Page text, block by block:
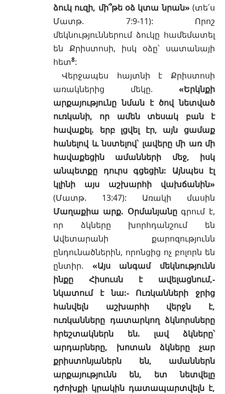
ձուկ ուզի, մի՞թե օձ կտա նրան» (տե՛ս
Մատթ. 7:9-11): Որոշ
մեկնություններում ձուկը համեմատել
են Քրիստոսի, իսկ օձը՝ սատանայի
հետ8:
Վերջապես հայտնի է Քրիստոսի
առակներից մեկը. «Երկնքի
արքայությունը նման է ծով նետված
ուռկանի, որ ամեն տեսակ բան է
հավաքել. երբ լցվել էր, այն ցամաք
հանելով և նստելով՝ լավերը մի առ մի
հավաքեցին ամանների մեջ, իսկ
անպետքը դուրս գցեցին: Այնպես էլ
կլինի այս աշխարհի վախճանին»
(Մատթ. 13:47): Առակի մասին
Մաղաքիա արք. Օրմանյանըգրում է,
որ ձկները խորհդանշում են
Ավետարանի քարոզությունն
ընդունածներին, որոնցից ոչ բոլորն են
ընտիր. «Այս անգամ մեկնությունն
ինքը Հիսուսն է ավելացնում,-
նկատում է նա:- Ուռկանների ջրից
հանվելն աշխարհի վերջն է,
ուռկանները դատարկող ձկնորսները
հրեշտակներն են. լավ ձկները՝
արդարները, խոտան ձկները չար
քրիստոնյաներն են, ամաններն
արքայությունն են, ետ նետվելը
դժոխքի կրակին դատապարտվելն է,